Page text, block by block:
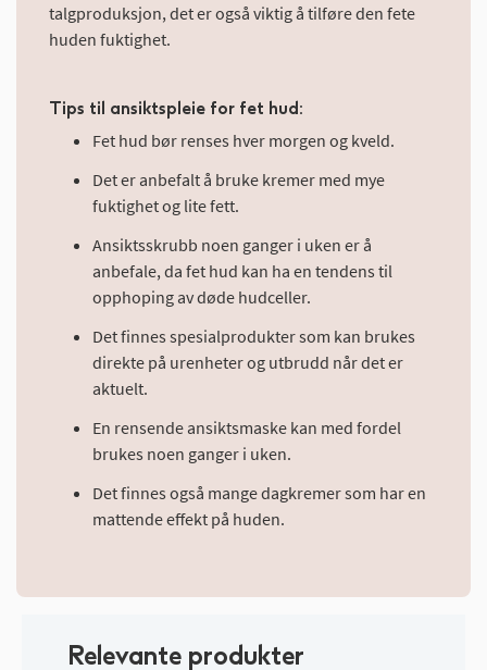
talgproduksjon, det er også viktig å tilføre den fete
huden fuktighet.
Tips til ansiktspleie for fet hud:
Fet hud bør renses hver morgen og kveld.
Det er anbefalt å bruke kremer med mye
fuktighet og lite fett.
Ansiktsskrubb noen ganger i uken er å
anbefale, da fet hud kan ha en tendens til
opphoping av døde hudceller.
Det finnes spesialprodukter som kan brukes
direkte på urenheter og utbrudd når det er
aktuelt.
En rensende ansiktsmaske kan med fordel
brukes noen ganger i uken.
Det finnes også mange dagkremer som har en
mattende effekt på huden.
Relevante produkter